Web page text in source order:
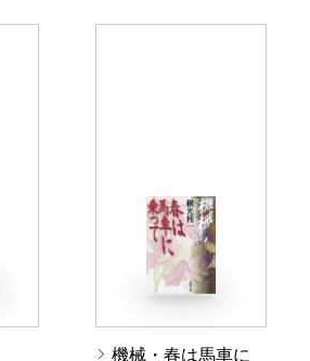
機械・春は馬車に